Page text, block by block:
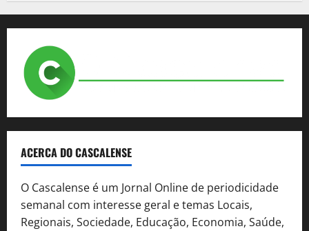
ACERCA DO CASCALENSE
O Cascalense é um Jornal Online de periodicidade
semanal com interesse geral e temas Locais,
Regionais, Sociedade, Educação, Economia, Saúde,